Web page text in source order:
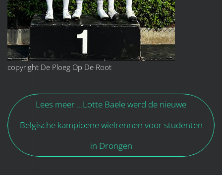
copyright De Ploeg Op De Root
Lees meer …Lotte Baele werd de nieuwe
Belgische kampioene wielrennen voor studenten
in Drongen